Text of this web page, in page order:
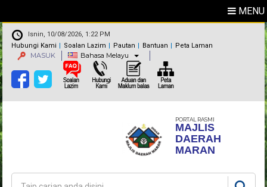
MENU
Isnin, 10/08/2026, 1:22 PM
Hubungi Kami
Soalan Lazim Pautan Bantuan Peta Laman
MASUK Bahasa Melayu
PORTAL RASMI
MAJLIS
DAERAH
MARAN
Carian